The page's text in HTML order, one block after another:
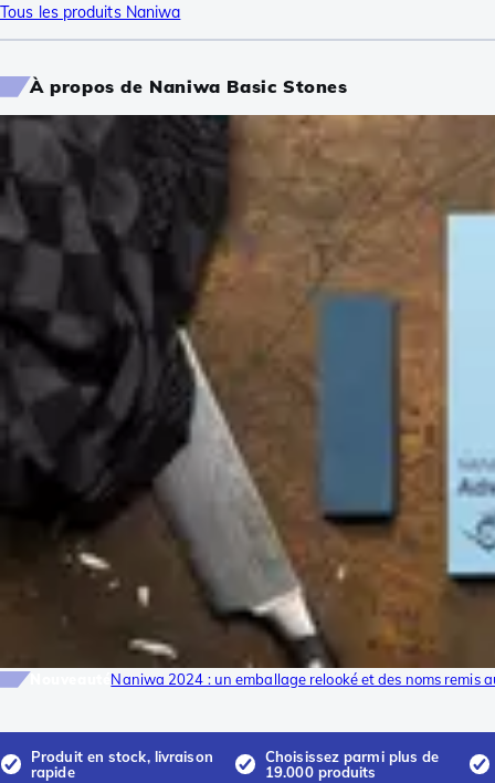
Tous les produits Naniwa
À propos de Naniwa Basic Stones
Naniwa 2024 : un emballage relooké et des noms remis
Produit en stock, livraison
rapide
Choisissez parmi plus de
19.000 produits